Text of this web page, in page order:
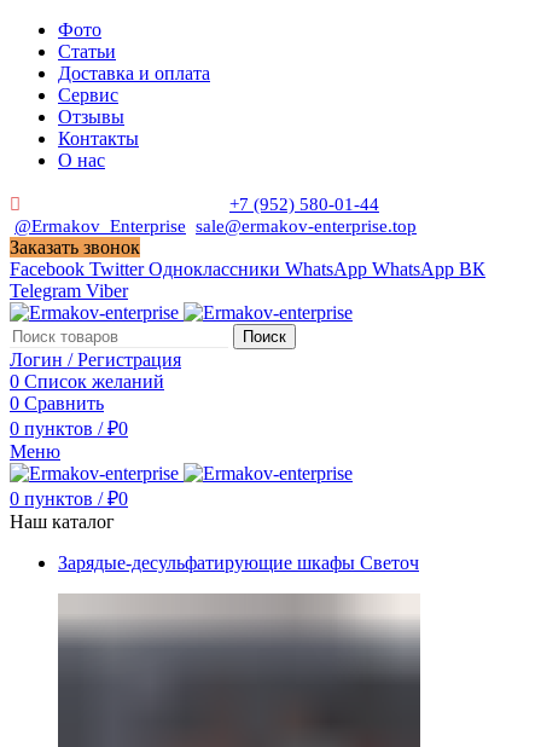
Фото
Статьи
Доставка и оплата
Сервис
Отзывы
Контакты
О нас
+7 (952) 580-01-44
@Ermakov_Enterprise sale@ermakov-enterprise.top
Заказать звонок
Facebook Twitter Одноклассники WhatsApp WhatsApp ВК
Telegram Viber
Поиск
Логин / Регистрация
0 Список желаний
0 Сравнить
0 пунктов / ₽0
Меню
0 пунктов / ₽0
Наш каталог
Зарядые-десульфатирующие шкафы Светоч